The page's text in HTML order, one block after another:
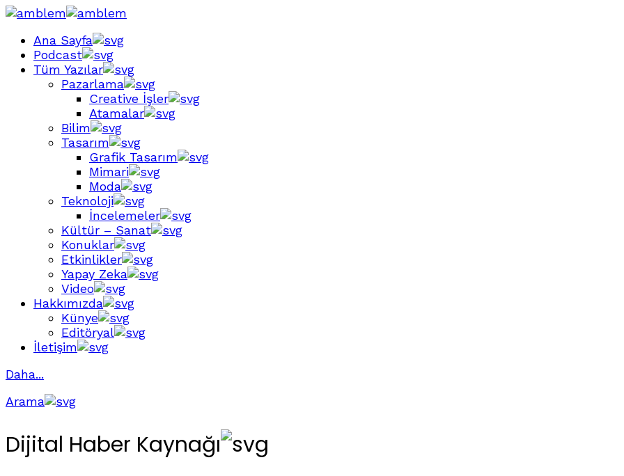
Ana Sayfa
Podcast
Tüm Yazılar
Pazarlama
Creative İşler
Atamalar
Bilim
Tasarım
Grafik Tasarım
Mimari
Moda
Teknoloji
İncelemeler
Kültür – Sanat
Konuklar
Etkinlikler
Yapay Zeka
Video
Hakkımızda
Künye
Editöryal
İletişim
Daha...
Arama
Dijital Haber Kaynağı